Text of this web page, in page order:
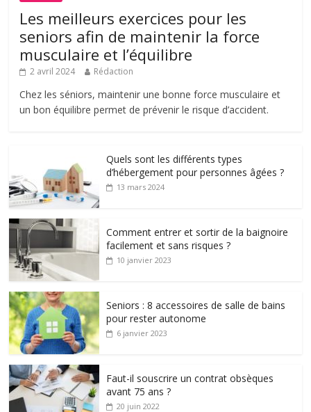
Les meilleurs exercices pour les
seniors afin de maintenir la force
musculaire et l’équilibre
2 avril 2024 Rédaction
Chez les séniors, maintenir une bonne force musculaire et
un bon équilibre permet de prévenir le risque d’accident.
Quels sont les différents types
d’hébergement pour personnes âgées ?
13 mars 2024
Comment entrer et sortir de la baignoire
facilement et sans risques ?
10 janvier 2023
Seniors : 8 accessoires de salle de bains
pour rester autonome
6 janvier 2023
Faut-il souscrire un contrat obsèques
avant 75 ans ?
20 juin 2022